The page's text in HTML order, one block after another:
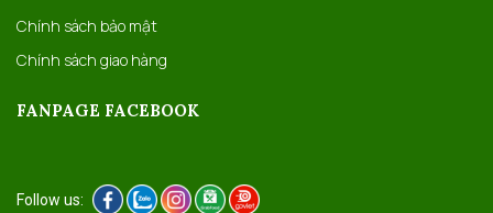
Chính sách bảo mật
Chính sách giao hàng
FANPAGE FACEBOOK
Follow us: